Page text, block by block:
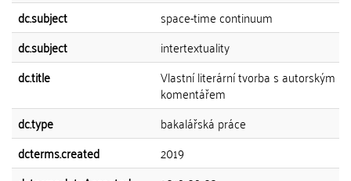
dc.subject
space-time continuum
dc.subject
intertextuality
dc.title
Vlastní literární tvorba s autorským
komentářem
dc.type
bakalářská práce
dcterms.created
2019